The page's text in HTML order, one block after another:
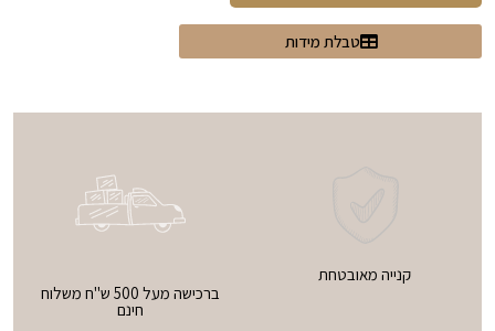
טבלת מידות
קנייה מאובטחת
ברכישה מעל 500 ש"ח משלוח
חינם